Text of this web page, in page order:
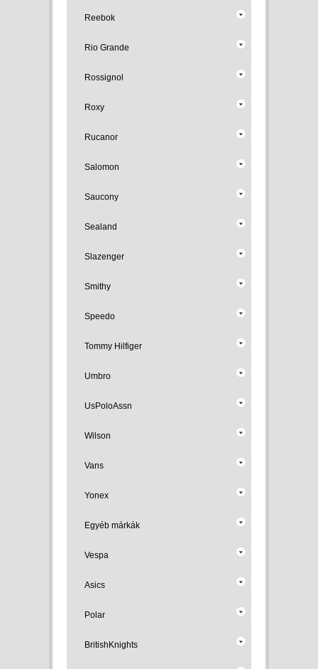
Reebok
Rio Grande
Rossignol
Roxy
Rucanor
Salomon
Saucony
Sealand
Slazenger
Smithy
Speedo
Tommy Hilfiger
Umbro
UsPoloAssn
Wilson
Vans
Yonex
Egyéb márkák
Vespa
Asics
Polar
BritishKnights